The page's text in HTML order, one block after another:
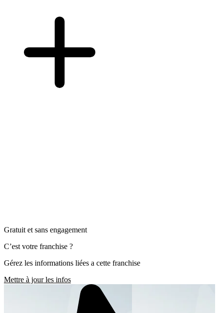
Gratuit et sans engagement
C’est votre franchise ?
Gérez les informations liées a cette franchise
Mettre à jour les infos